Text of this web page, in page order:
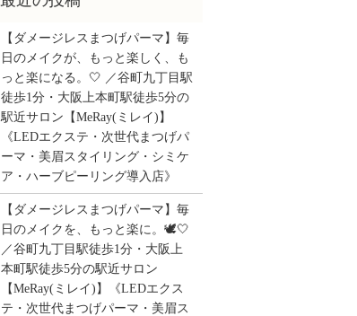
【ダメージレスまつげパーマ】毎
日のメイクが、もっと楽しく、も
っと楽になる。🤍 ／谷町九丁目駅
徒歩1分・大阪上本町駅徒歩5分の
駅近サロン【MeRay(ミレイ)】
《LEDエクステ・次世代まつげパ
ーマ・美眉スタイリング・シミケ
ア・ハーブピーリング導入店》
【ダメージレスまつげパーマ】毎
日のメイクを、もっと楽に。🕊️🤍
／谷町九丁目駅徒歩1分・大阪上
本町駅徒歩5分の駅近サロン
【MeRay(ミレイ)】《LEDエクス
テ・次世代まつげパーマ・美眉ス